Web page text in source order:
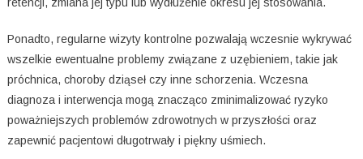
Ponadto, regularne wizyty kontrolne pozwalają wczesnie wykrywać
wszelkie ewentualne problemy związane z uzębieniem, takie jak
próchnica, choroby dziąseł czy inne schorzenia. Wczesna
diagnoza i interwencja mogą znacząco zminimalizować ryzyko
poważniejszych problemów zdrowotnych w przyszłości oraz
zapewnić pacjentowi długotrwały i piękny uśmiech.